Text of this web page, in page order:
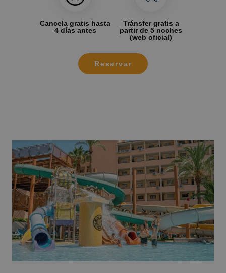
Cancela gratis hasta
4 días antes
Tránsfer gratis a
partir de 5 noches
(web oficial)
Reservar